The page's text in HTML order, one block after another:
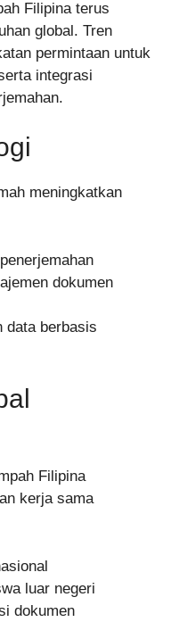
Filipina terus
global. Tren
permintaan untuk
integrasi
meningkatkan
dokumen
data berbasis
Filipina
kerja sama
luar negeri
dokumen